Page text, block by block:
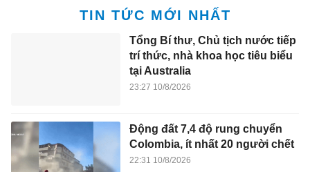
TIN TỨC MỚI NHẤT
Tổng Bí thư, Chủ tịch nước tiếp
trí thức, nhà khoa học tiêu biểu
tại Australia
23:27 10/8/2026
Động đất 7,4 độ rung chuyển
Colombia, ít nhất 20 người chết
22:31 10/8/2026